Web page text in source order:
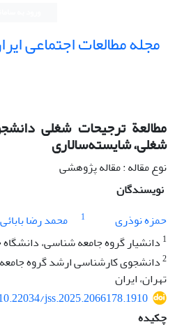
مجله مطالعات اجتماعی
مطالعة ترجیحات شغلی
شغلی، شایسته‌سالاری
نوع مقاله : مقاله پژوهشی
نویسندگان
حمزه نوذری
1 محمد رضا
1 دانشیار گروه جامعه شناسی، دانشگاه
2دانشجوی کارشناسی ارشد گروه
تهران، ایران
jss.2025.2066178.1910
چکیده